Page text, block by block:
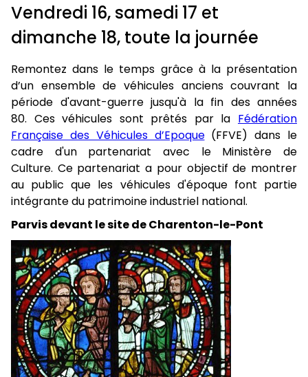
Vendredi 16, samedi 17 et
dimanche 18, toute la journée
Remontez dans le temps grâce à la présentation
d’un ensemble de véhicules anciens couvrant la
période d'avant-guerre jusqu'à la fin des années
80. Ces véhicules sont prêtés par la Fédération
Française des Véhicules d’Epoque(FFVE) dans le
cadre d'un partenariat avec le Ministère de
Culture. Ce partenariat a pour objectif de montrer
au public que les véhicules d'époque font partie
intégrante du patrimoine industriel national.
Parvis devant le site de Charenton-le-Pont